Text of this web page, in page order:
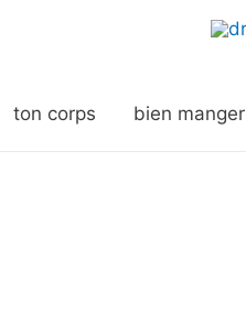
ton corps bien manger